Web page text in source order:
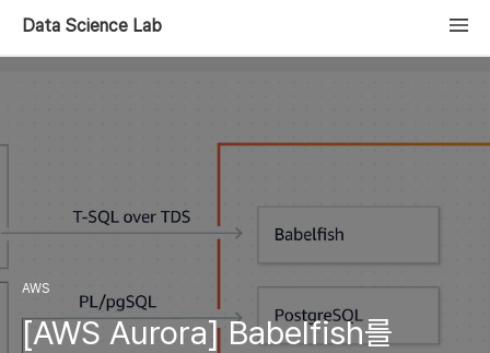
Data Science Lab
AWS
[AWS Aurora] Babelfish를